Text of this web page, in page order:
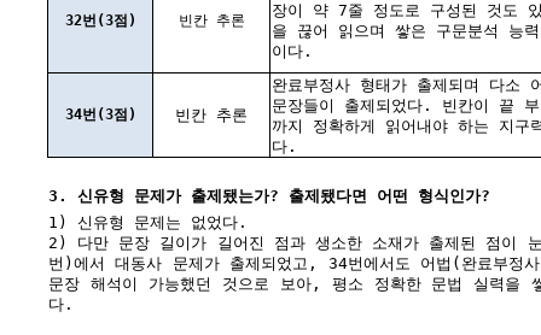
32번(3점) 빈칸 추론
장이 약 7줄 정도로 구성된 것도
을 끊어 읽으며 쌓은 구문분석 능
이다.
34번(3점) 빈칸 추론
완료부정사 형태가 출제되며 다소
문장들이 출제되었다. 빈칸이 끝
까지 정확하게 읽어내야 하는 지구
다.
3. 신유형 문제가 출제됐는가? 출제됐다면 어떤 형식인가?
1) 신유형 문제는 없었다.
2) 다만 문장 길이가 길어진 점과 생소한 소재가 출제된 점이
번)에서 대동사 문제가 출제되었고, 34번에서도 어법(완료부정
문장 해석이 가능했던 것으로 보아, 평소 정확한 문법 실력을
다.